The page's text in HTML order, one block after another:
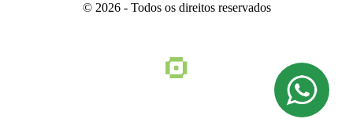
© 2026 - Todos os direitos reservados